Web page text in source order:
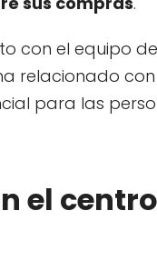
con el equipo
relacionado
para las
el